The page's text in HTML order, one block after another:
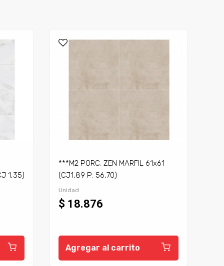
1,35)
***M2 PORC. ZEN MARFIL 61x61
(CJ1,89 P: 56,70)
Unidad
$ 18.876
Agregar al carrito